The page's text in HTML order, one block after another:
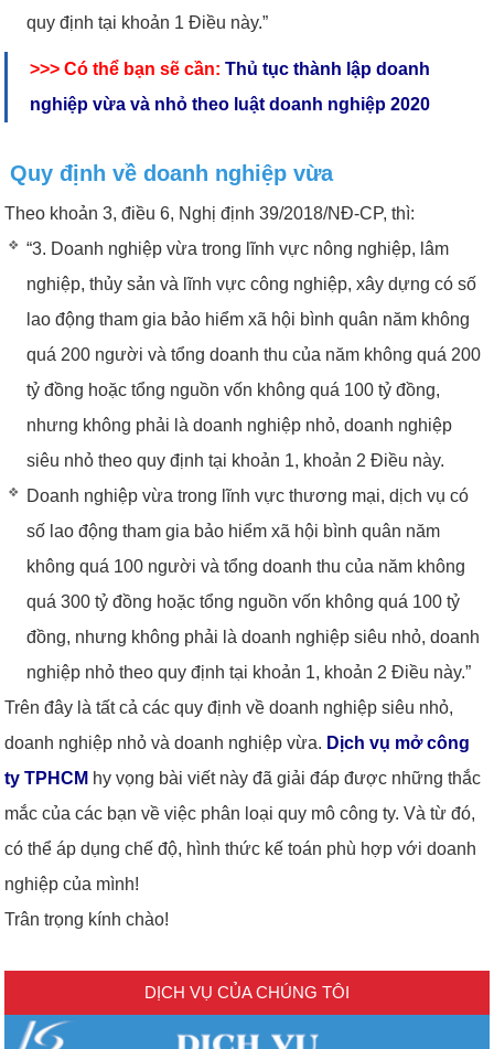
quy định tại khoản 1 Điều này.”
>>> Có thể bạn sẽ cần:Thủ tục thành lập doanh
nghiệp vừa và nhỏ theo luật doanh nghiệp 2020
Quy định về doanh nghiệp vừa
Theo khoản 3, điều 6, Nghị định 39/2018/NĐ-CP, thì:
“3. Doanh nghiệp vừa trong lĩnh vực nông nghiệp, lâm
nghiệp, thủy sản và lĩnh vực công nghiệp, xây dựng có số
lao động tham gia bảo hiểm xã hội bình quân năm không
quá 200 người và tổng doanh thu của năm không quá 200
tỷ đồng hoặc tổng nguồn vốn không quá 100 tỷ đồng,
nhưng không phải là doanh nghiệp nhỏ, doanh nghiệp
siêu nhỏ theo quy định tại khoản 1, khoản 2 Điều này.
Doanh nghiệp vừa trong lĩnh vực thương mại, dịch vụ có
số lao động tham gia bảo hiểm xã hội bình quân năm
không quá 100 người và tổng doanh thu của năm không
quá 300 tỷ đồng hoặc tổng nguồn vốn không quá 100 tỷ
đồng, nhưng không phải là doanh nghiệp siêu nhỏ, doanh
nghiệp nhỏ theo quy định tại khoản 1, khoản 2 Điều này.”
Trên đây là tất cả các quy định về doanh nghiệp siêu nhỏ,
doanh nghiệp nhỏ và doanh nghiệp vừa. Dịch vụ mở công
ty TPHCM hy vọng bài viết này đã giải đáp được những thắc
mắc của các bạn về việc phân loại quy mô công ty. Và từ đó,
có thể áp dụng chế độ, hình thức kế toán phù hợp với doanh
nghiệp của mình!
Trân trọng kính chào!
DỊCH VỤ CỦA CHÚNG TÔI